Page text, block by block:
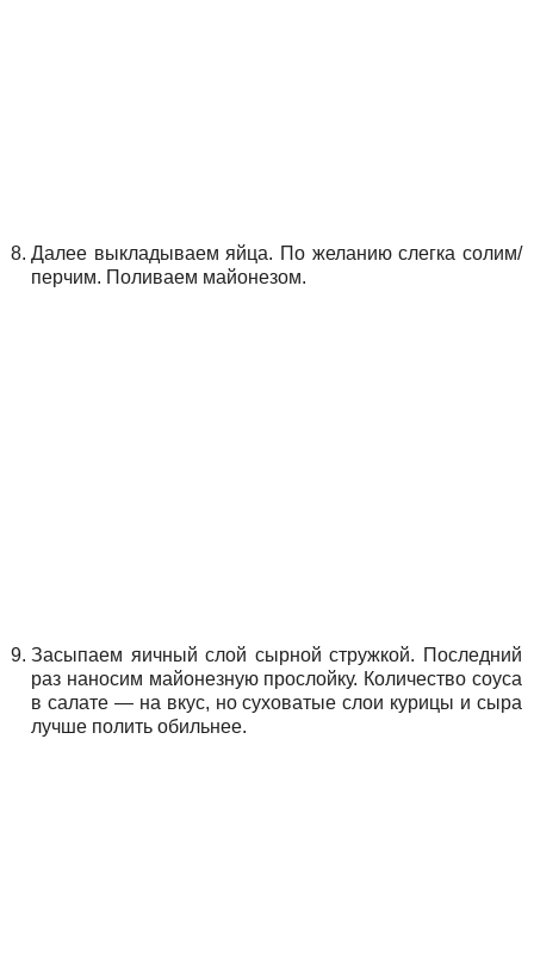
Далее выкладываем яйца. По желанию слегка солим/
перчим. Поливаем майонезом.
Засыпаем яичный слой сырной стружкой. Последний
раз наносим майонезную прослойку. Количество соуса
в салате — на вкус, но суховатые слои курицы и сыра
лучше полить обильнее.